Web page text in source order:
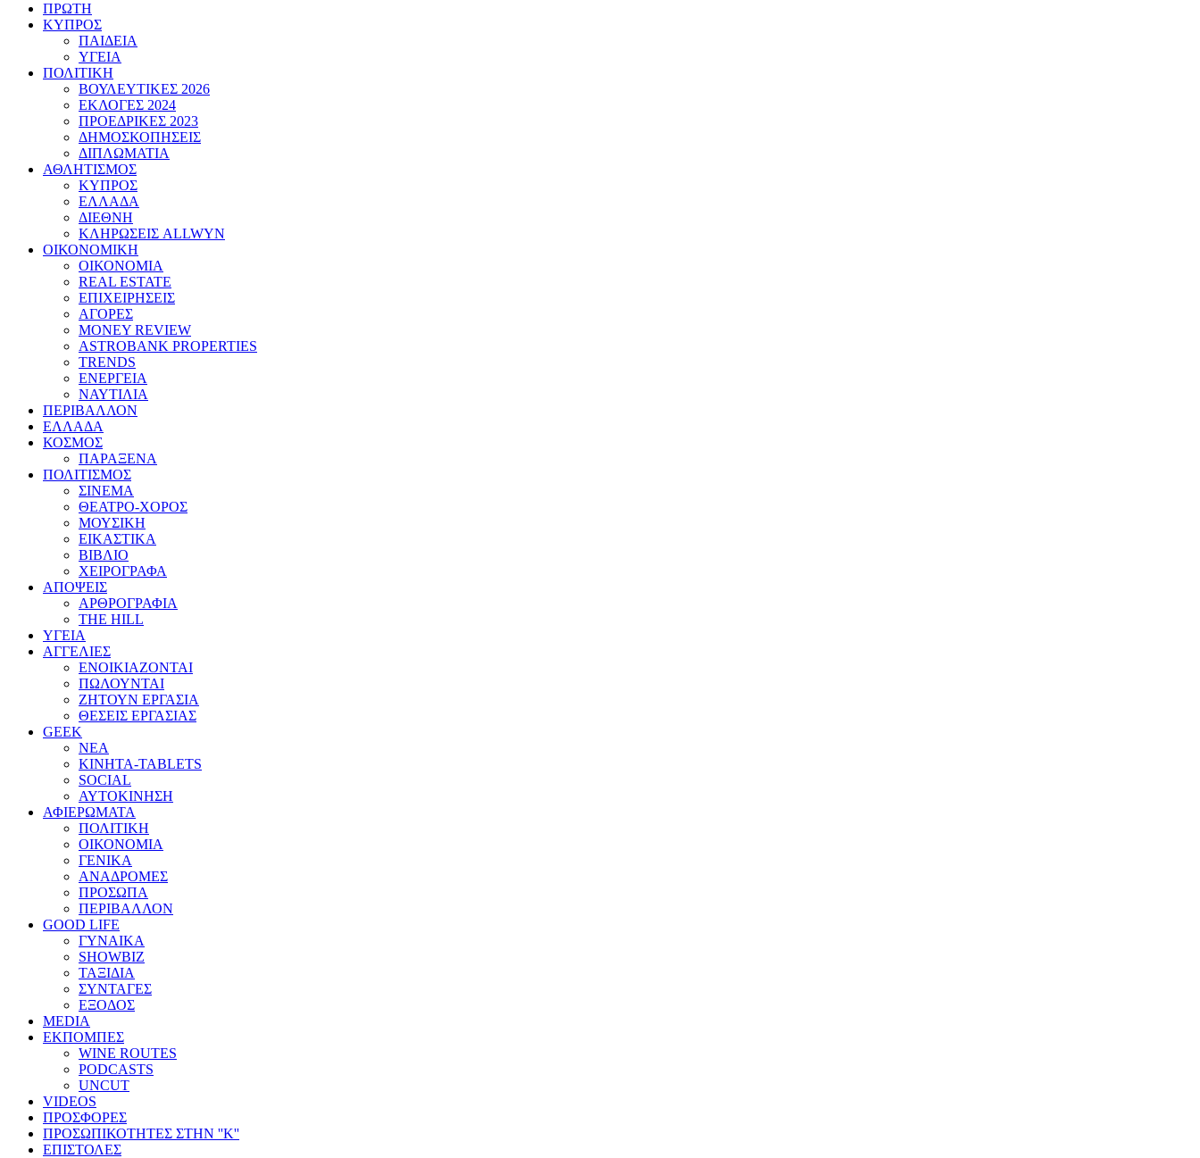
ΠΡΩΤΗ
ΚΥΠΡΟΣ
ΠΑΙΔΕΙΑ
ΥΓΕΙΑ
ΠΟΛΙΤΙΚΗ
ΒΟΥΛΕΥΤΙΚΕΣ 2026
ΕΚΛΟΓΕΣ 2024
ΠΡΟΕΔΡΙΚΕΣ 2023
ΔΗΜΟΣΚΟΠΗΣΕΙΣ
ΔΙΠΛΩΜΑΤΙΑ
ΑΘΛΗΤΙΣΜΟΣ
ΚΥΠΡΟΣ
ΕΛΛΑΔΑ
ΔΙΕΘΝΗ
ΚΛΗΡΩΣΕΙΣ ALLWYN
ΟΙΚΟΝΟΜΙΚΗ
ΟΙΚΟΝΟΜΙΑ
REAL ESTATE
ΕΠΙΧΕΙΡΗΣΕΙΣ
ΑΓΟΡΕΣ
MONEY REVIEW
ASTROBANK PROPERTIES
TRENDS
ΕΝΕΡΓΕΙΑ
ΝΑΥΤΙΛΙΑ
ΠΕΡΙΒΑΛΛΟΝ
ΕΛΛΑΔΑ
ΚΟΣΜΟΣ
ΠΑΡΑΞΕΝΑ
ΠΟΛΙΤΙΣΜΟΣ
ΣΙΝΕΜΑ
ΘΕΑΤΡΟ-ΧΟΡΟΣ
ΜΟΥΣΙΚΗ
ΕΙΚΑΣΤΙΚΑ
ΒΙΒΛΙΟ
ΧΕΙΡΟΓΡΑΦΑ
ΑΠΟΨΕΙΣ
ΑΡΘΡΟΓΡΑΦΙΑ
THE HILL
ΥΓΕΙΑ
ΑΓΓΕΛΙΕΣ
ΕΝΟΙΚΙΑΖΟΝΤΑΙ
ΠΩΛΟΥΝΤΑΙ
ΖΗΤΟΥΝ ΕΡΓΑΣΙΑ
ΘΕΣΕΙΣ ΕΡΓΑΣΙΑΣ
GEEK
ΝΕΑ
ΚΙΝΗΤΑ-TABLETS
SOCIAL
ΑΥΤΟΚΙΝΗΣΗ
ΑΦΙΕΡΩΜΑΤΑ
ΠΟΛΙΤΙΚΗ
ΟΙΚΟΝΟΜΙΑ
ΓΕΝΙΚΑ
ΑΝΑΔΡΟΜΕΣ
ΠΡΟΣΩΠΑ
ΠΕΡΙΒΑΛΛΟΝ
GOOD LIFE
ΓΥΝΑΙΚΑ
SHOWBIZ
ΤΑΞΙΔΙΑ
ΣΥΝΤΑΓΕΣ
ΕΞΟΔΟΣ
MEDIA
ΕΚΠΟΜΠΕΣ
WINE ROUTES
PODCASTS
UNCUT
VIDEOS
ΠΡΟΣΦΟΡΕΣ
ΠΡΟΣΩΠΙΚΟΤΗΤΕΣ ΣΤΗΝ ''Κ''
ΕΠΙΣΤΟΛΕΣ